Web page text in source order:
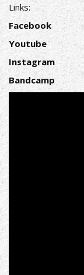
Links:
Facebook
Youtube
Instagram
Bandcamp